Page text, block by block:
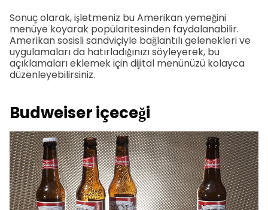
Sonuç olarak, işletmeniz bu Amerikan yemeğini
menüye koyarak popülaritesinden faydalanabilir.
Amerikan sosisli sandviçiyle bağlantılı gelenekleri ve
uygulamaları da hatırladığınızı söyleyerek, bu
açıklamaları eklemek için dijital menünüzü kolayca
düzenleyebilirsiniz.
Budweiser içeceği